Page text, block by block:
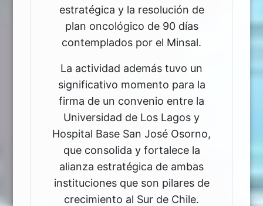
estratégica y la resolución de
plan oncológico de 90 días
contemplados por el Minsal.
La actividad además tuvo un
significativo momento para la
firma de un convenio entre la
Universidad de Los Lagos y
Hospital Base San José Osorno,
que consolida y fortalece la
alianza estratégica de ambas
instituciones que son pilares de
crecimiento al Sur de Chile.